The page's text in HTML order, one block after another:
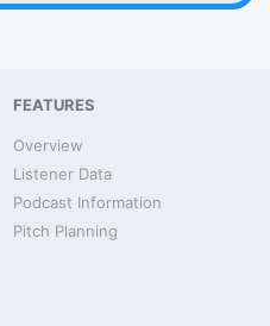
FEATURES
Overview
Listener Data
Podcast Information
Pitch Planning